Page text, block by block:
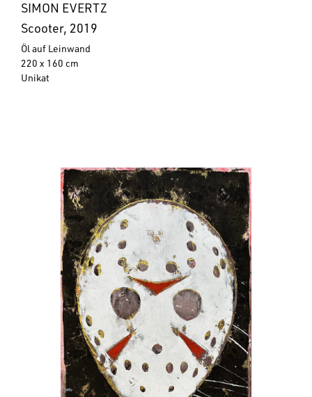
SIMON EVERTZ
Scooter, 2019
Öl auf Leinwand
220 x 160 cm
Unikat